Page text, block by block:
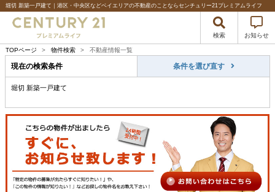
堀切 新築一戸建て｜港区・中央区などベイエリアの不動産のことならセンチュリー21プレミアムライフ
検索 お知らせ
TOPページ > 物件検索 > 不動産情報一覧
現在の検索条件 条件を選び直す
堀切 新築一戸建て